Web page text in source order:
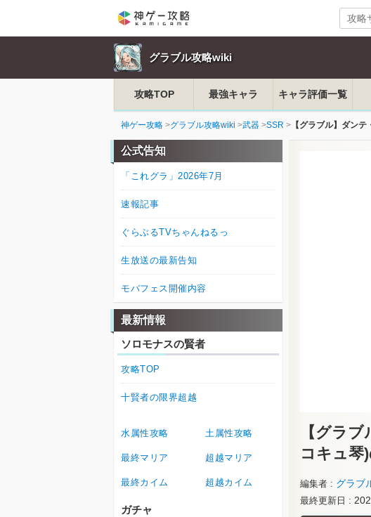
グラブル攻略wiki
攻略TOP 最強キャラ キャラ評価一覧
神ゲー攻略 グラブル攻略wiki 武器 SSR 【グラブル】ダン
【グラブ
コキュ琴
編集者 グラブ
最終更新日
公式告知
「これグラ」2026年7月
速報記事
ぐらぶるTVちゃんねるっ
生放送の最新告知
モバフェス開催内容
最新情報
ソロモナスの賢者
攻略TOP
十賢者の限界超越
水属性攻略 土属性攻略
最終マリア 超越マリア
最終カイム 超越カイム
ガチャ